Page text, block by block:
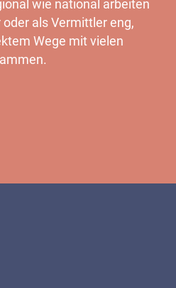
wie national arbeiten
als Vermittler eng,
Wege mit vielen